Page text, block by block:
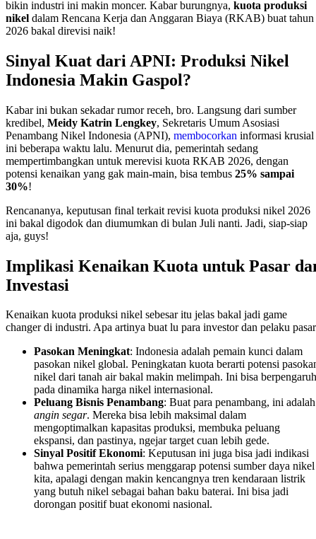
bikin industri ini makin moncer. Kabar burungnya, kuota produksi
nikel dalam Rencana Kerja dan Anggaran Biaya (RKAB) buat tahun
2026 bakal direvisi naik!
Sinyal Kuat dari APNI: Produksi Nikel
Indonesia Makin Gaspol?
Kabar ini bukan sekadar rumor receh, bro. Langsung dari sumber
kredibel, Meidy Katrin Lengkey, Sekretaris Umum Asosiasi
Penambang Nikel Indonesia (APNI), membocorkan informasi krusial
ini beberapa waktu lalu. Menurut dia, pemerintah sedang
mempertimbangkan untuk merevisi kuota RKAB 2026, dengan
potensi kenaikan yang gak main-main, bisa tembus 25% sampai
30%!
Rencananya, keputusan final terkait revisi kuota produksi nikel 2026
ini bakal digodok dan diumumkan di bulan Juli nanti. Jadi, siap-siap
aja, guys!
Implikasi Kenaikan Kuota untuk Pasar
Investasi
Kenaikan kuota produksi nikel sebesar itu jelas bakal jadi game
changer di industri. Apa artinya buat lu para investor dan pelaku
Pasokan Meningkat: Indonesia adalah pemain kunci dalam
pasokan nikel global. Peningkatan kuota berarti potensi
nikel dari tanah air bakal makin melimpah. Ini bisa berpengaruh
pada dinamika harga nikel internasional.
Peluang Bisnis Penambang: Buat para penambang, ini adalah
angin segar. Mereka bisa lebih maksimal dalam
mengoptimalkan kapasitas produksi, membuka peluang
ekspansi, dan pastinya, ngejar target cuan lebih gede.
Sinyal Positif Ekonomi: Keputusan ini juga bisa jadi indikasi
bahwa pemerintah serius menggarap potensi sumber daya nikel
kita, apalagi dengan makin kencangnya tren kendaraan listrik
yang butuh nikel sebagai bahan baku baterai. Ini bisa jadi
dorongan positif buat ekonomi nasional.